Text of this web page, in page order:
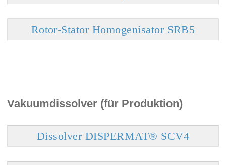
Rotor-Stator Homogenisator SRB5
Vakuumdissolver (für Produktion)
Dissolver DISPERMAT® SCV4